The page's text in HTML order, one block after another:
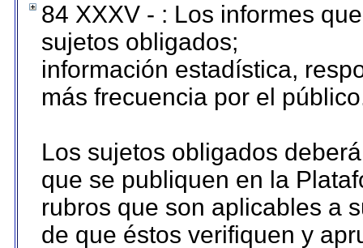
84 XXXV - : Los informes
sujetos obligados;
información estadística,
más frecuencia por el
Los sujetos obligados
que se publiquen en la
rubros que son aplicables a
de que éstos verifiquen y